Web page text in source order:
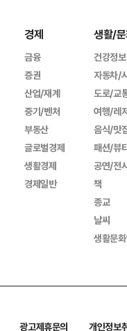
경제
금융
증권
산업/재계
중기/벤처
부동산
글로벌경제
생활경제
경제일반
생활/
건강정보
자동차/
도로/교
여행/레
음식/맛
패션/뷰
공연/전
책
종교
날씨
생활문
광고제휴문의
개인정보